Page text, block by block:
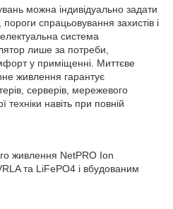
можна індивідуально задати
спрацьовування захистів і
система
лише за потреби,
у приміщенні. Миттєве
живлення гарантує
серверів, мережевого
техніки навіть при повній
живлення NetPRO Ion
та LiFePO4 і вбудованим